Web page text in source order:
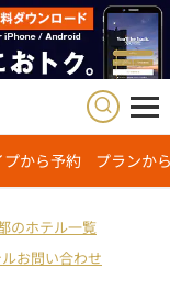
から予約 プランか
のホテル一覧
お問い合わせ